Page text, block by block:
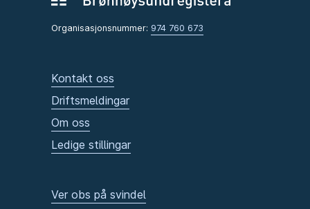
Organisasjonsnummer: 974 760 673
Kontakt oss
Driftsmeldingar
Om oss
Ledige stillingar
Ver obs på svindel